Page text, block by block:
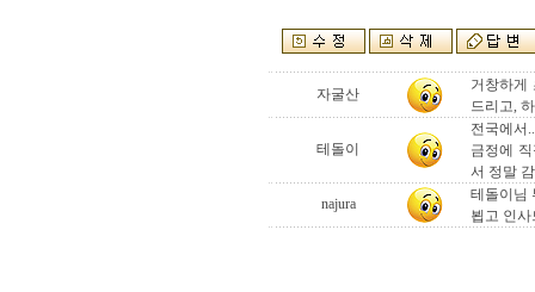
자굴산
거창하게
드리고,
테돌이
전국에서
금정에
서 정말
najura
테돌이님
뵙고 인